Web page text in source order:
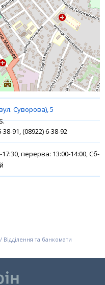
Суворова), 5
38-91, (08922) 6-38-92
перерва: 13:00-14:00, Сб-
/ Відділення та банкомати